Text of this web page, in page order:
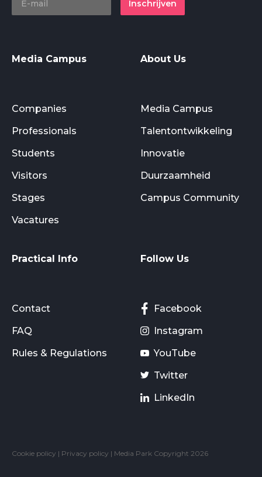
Inschrijven
Media Campus
Companies
Professionals
Students
Visitors
Stages
Vacatures
About Us
Media Campus
Talentontwikkeling
Innovatie
Duurzaamheid
Campus Community
Practical Info
Contact
FAQ
Rules & Regulations
Follow Us
Facebook
Instagram
YouTube
Twitter
LinkedIn
Cookie policy | Privacy policy | Media Park Copyright 2026